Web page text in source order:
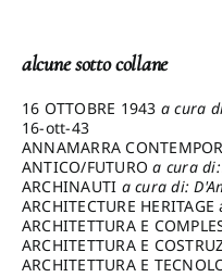
alcune sotto collane
16 OTTOBRE 1943 a cura
Pezzetti Marcello
16-ott-43
ANNAMARRA
ANTICO/FUTUROa cura di:
Varagnoli Claudio
ARCHINAUTI a cura di:
Claudio
ARCHITECTURE HERITAGE
DESIGN
ARCHITETTURA E
cura di: Piva Antonio
ARCHITETTURA E
cura di: Poretti Sergio
ARCHITETTURA E